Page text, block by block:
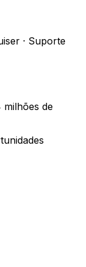
· Suporte
milhões de